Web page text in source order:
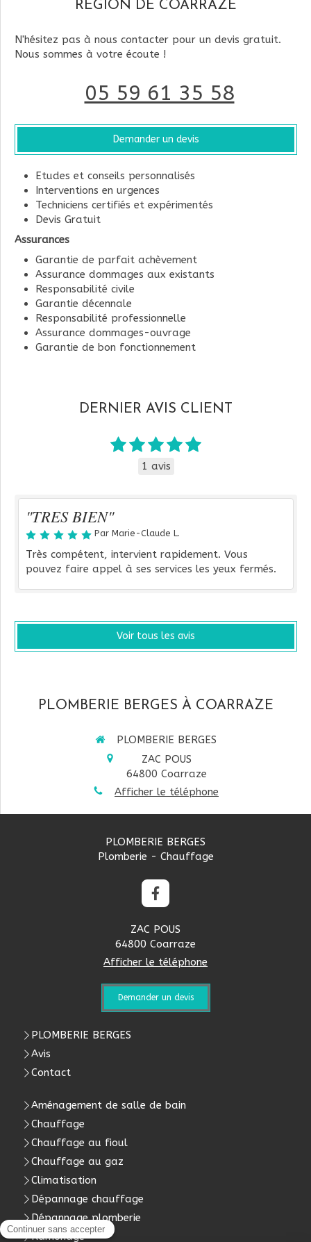
RÉGION DE COARRAZE
N'hésitez pas à nous contacter pour un devis gratuit.
Nous sommes à votre écoute !
05 59 61 35 58
Demander un devis
Etudes et conseils personnalisés
Interventions en urgences
Techniciens certifiés et expérimentés
Devis Gratuit
Assurances
Garantie de parfait achèvement
Assurance dommages aux existants
Responsabilité civile
Garantie décennale
Responsabilité professionnelle
Assurance dommages-ouvrage
Garantie de bon fonctionnement
DERNIER AVIS CLIENT
1 avis
"TRES BIEN"
Par Marie-Claude L.
Très compétent, intervient rapidement. Vous
pouvez faire appel à ses services les yeux fermés.
Voir tous les avis
PLOMBERIE BERGES À COARRAZE
PLOMBERIE BERGES
ZAC POUS
64800 Coarraze
Afficher le téléphone
PLOMBERIE BERGES
Plomberie - Chauffage
ZAC POUS
64800 Coarraze
Afficher le téléphone
Demander un devis
PLOMBERIE BERGES
Avis
Contact
Aménagement de salle de bain
Chauffage
Chauffage au fioul
Chauffage au gaz
Climatisation
Dépannage chauffage
Dépannage plomberie
Ramonage